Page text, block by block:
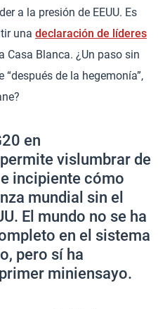
a la presión de EEUU. Es
una declaración de líderes
Casa Blanca. ¿Un paso sin
de la hegemonía”,
en
vislumbrar de
incipiente cómo
mundial sin el
El mundo no se ha
en el sistema
pero sí ha
miniensayo.